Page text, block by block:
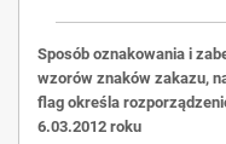
Sposób oznakowania i
wzorów znaków zakazu,
flag określa
6.03.2012 roku